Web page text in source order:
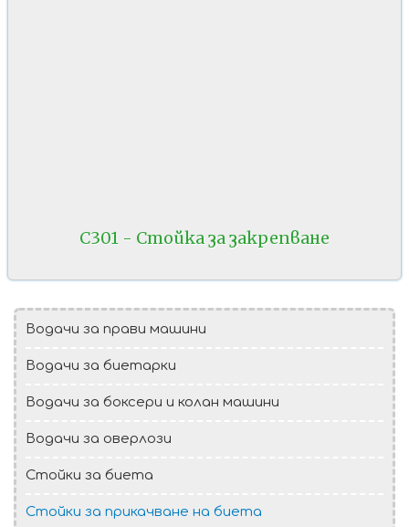
C301 - Стойка за закрепване
Водачи за прави машини
Водачи за биетарки
Водачи за боксери и колан машини
Водачи за оверлози
Стойки за биета
Стойки за прикачване на биета